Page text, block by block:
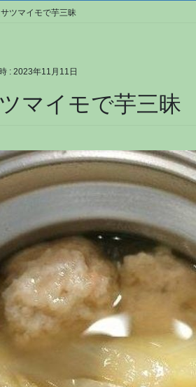
ツマイモで芋三昧
: 2023年11月11日
マイモで芋三昧